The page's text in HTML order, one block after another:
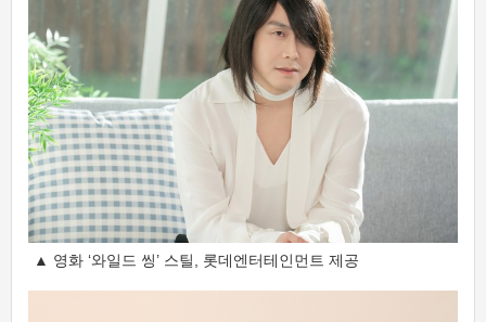
▲ 영화 ‘와일드 씽’ 스틸, 롯데엔터테인먼트 제공